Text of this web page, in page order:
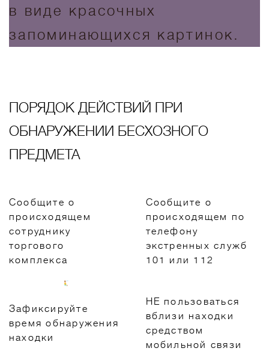
в виде красочных
запоминающихся картинок.
ПОРЯДОК ДЕЙСТВИЙ ПРИ
ОБНАРУЖЕНИИ БЕСХОЗНОГО
ПРЕДМЕТА
Сообщите о
происходящем
сотруднику
торгового
комплекса
Сообщите о
происходящем по
телефону
экстренных служб
101 или 112
Зафиксируйте
время обнаружения
находки
НЕ пользоваться
вблизи находки
средством
мобильной связи